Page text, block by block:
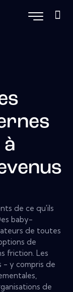
de ce qu'ils
baby-
de toutes
de
friction. Les
- y compris de
de